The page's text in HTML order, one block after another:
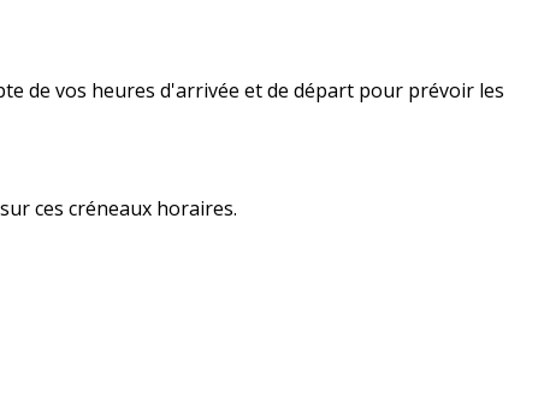
de vos heures d'arrivée et de départ pour prévoir les
ces créneaux horaires.